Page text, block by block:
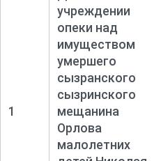
1
учреждении
опеки над
имуществом
умершего
сызранского
сызринского
мещанина
Орлова
малолетних